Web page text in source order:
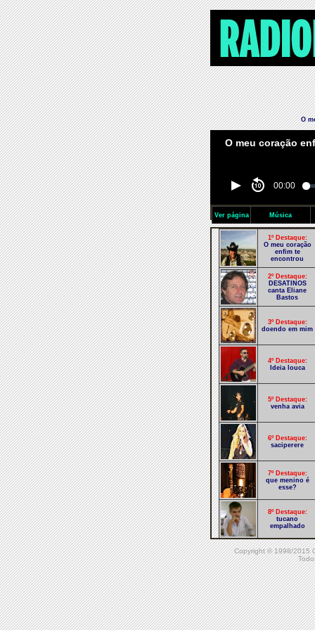
O
00:00
Ver página Música
1º Destaque:
O meu coração
enfim te
encontrou
2º Destaque:
DESATINOS
canta Eliane
Bastos
3º Destaque:
doendo em mim
4º Destaque:
Ideia louca
5º Destaque:
venha avia
6º Destaque:
saciperere
7º Destaque:
que menino é
esse?
8º Destaque:
tucano
empalhado
9º Destaque:
barco a vela
10º Destaque:
lua cheia
Copyright © 1998/2015